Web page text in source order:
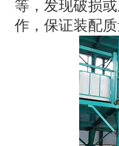
等，发现破损
作，保证装配